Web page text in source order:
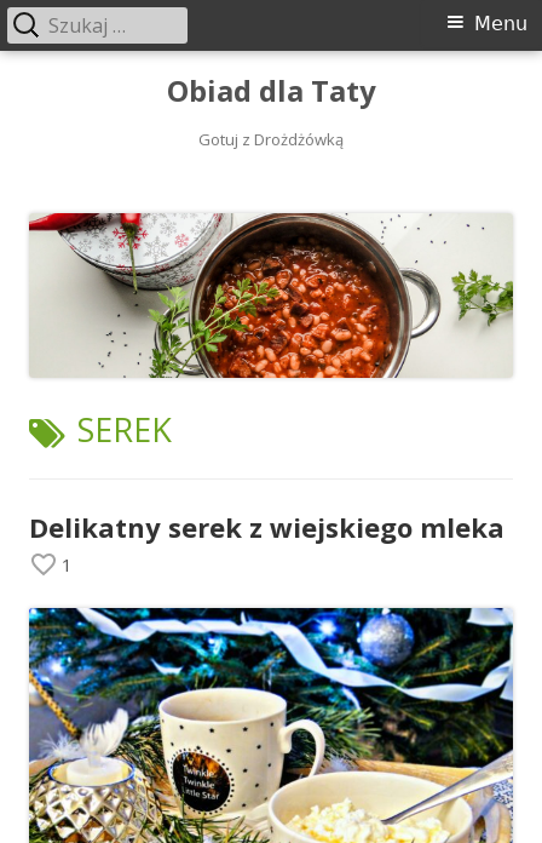
Obiad dla Taty
Gotuj z Drożdżówką
Menu
Menu
Szukaj:
TAGI:
SEREK
Delikatny serek z wiejskiego mleka
1